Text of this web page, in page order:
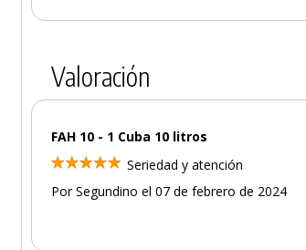
Valoración
FAH 10 - 1 Cuba 10 litros
Seriedad y atención
Por Segundino el 07 de febrero de 2024